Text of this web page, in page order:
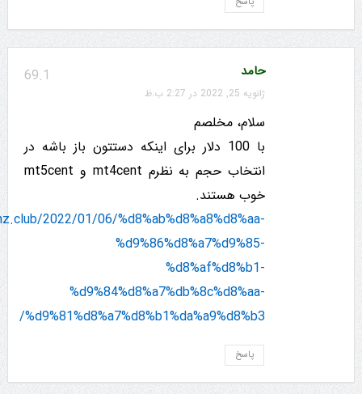
69.1 حامد
ژانویه 25, 2022 در 2:27 ب.ظ
سلام، مخلصم
با 100 دلار برای اینکه دستتون باز باشه در
انتخاب حجم به نظرم mt4cent و mt5cent
خوب هستند.
2022/01/06/%d8%ab%d8%a8%d8%aa-
%d9%86%d8%a7%d9%85-
%d8%af%d8%b1-
%d9%84%d8%a7%db%8c%d8%aa-
%d9%81%d8%a7%d8%b1%da%a9%d8%b3/
پاسخ